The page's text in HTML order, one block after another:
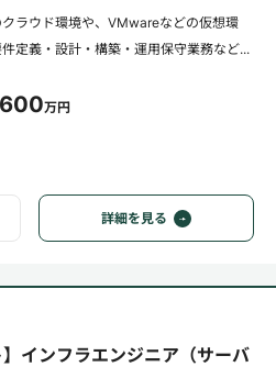
クラウド環境や、VMwareなどの仮想環
定義・設計・構築・運用保守業務など...
600万円
詳細を見る
】インフラエンジニア（サーバ